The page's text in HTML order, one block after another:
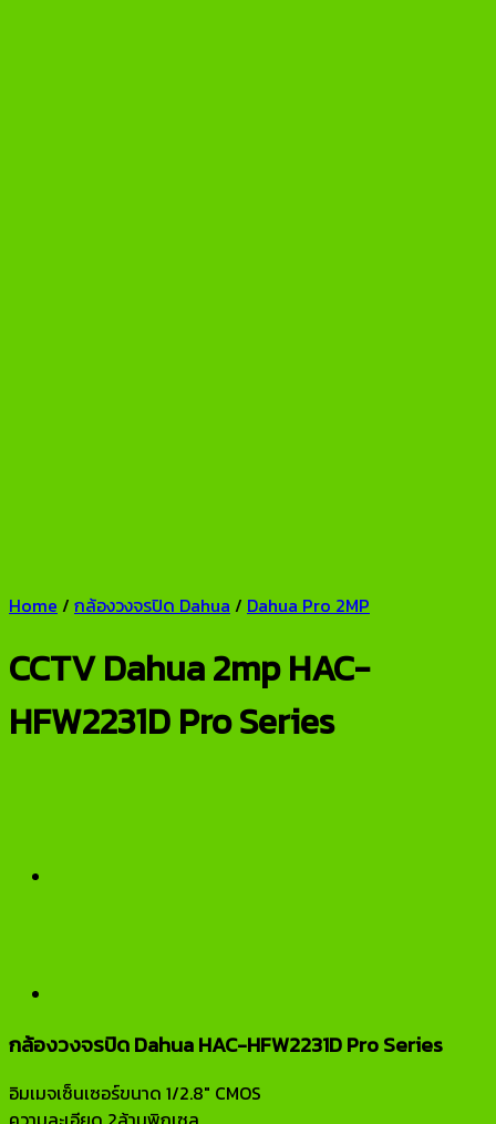
Home / กล้องวงจรปิด Dahua / Dahua Pro 2MP
CCTV Dahua 2mp HAC-
HFW2231D Pro Series
กล้องวงจรปิด Dahua HAC-HFW2231D Pro Series
อิมเมจเซ็นเซอร์ขนาด 1/2.8″ CMOS